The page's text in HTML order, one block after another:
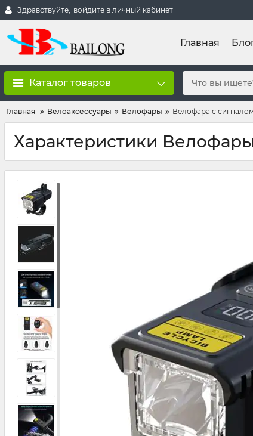
Здравствуйте, войдите в личный кабинет
Главная
Каталог товаров
Главная Велоаксессуары Велофары Велофара с
Характеристики